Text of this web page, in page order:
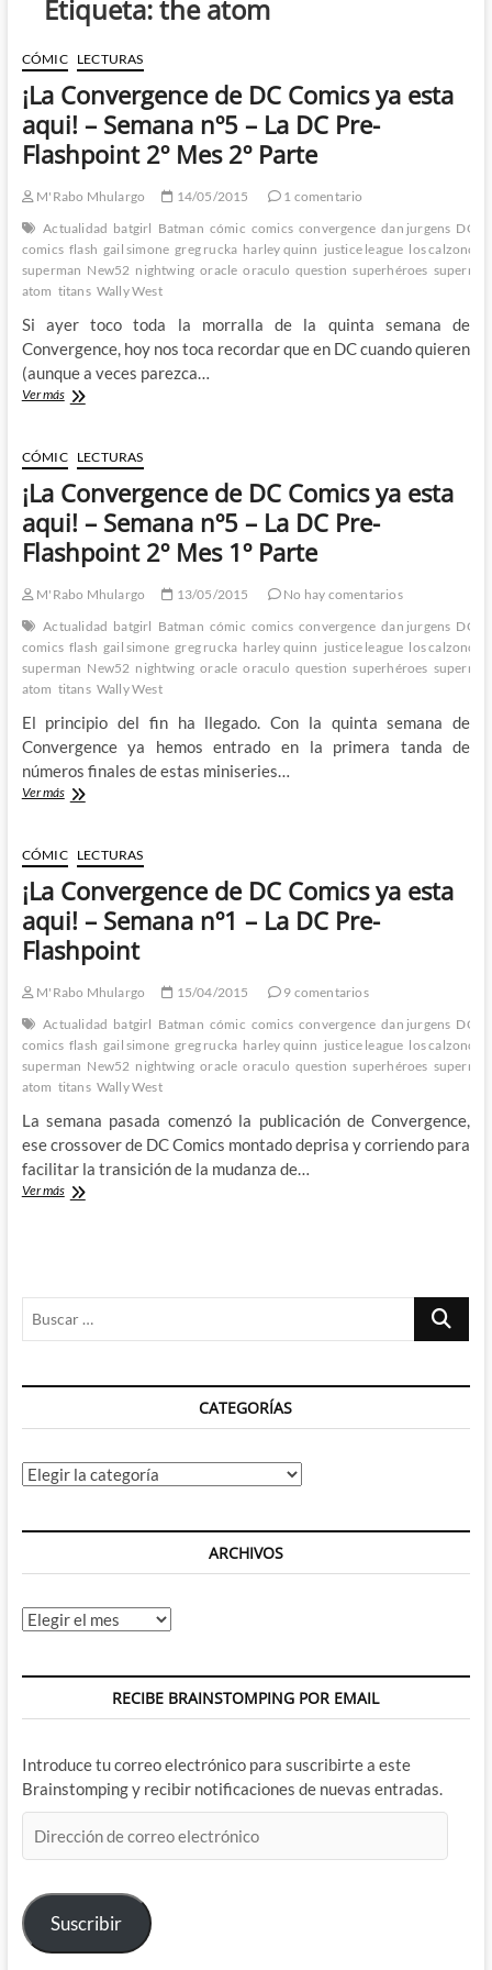
Etiqueta:the atom
CÓMIC LECTURAS
¡La Convergence de DC Comics ya esta
aqui! – Semana nº5 – La DC Pre-
Flashpoint 2º Mes 2º Parte
M'Rabo Mhulargo 14/05/2015
1 comentario
Actualidad batgirl Batman cómic comics convergence dan jurgens DC
comics flash gail simone greg rucka harley quinn justice league los
superman New52 nightwing oracle oraculo question superhéroes
atom titans Wally West
Si ayer toco toda la morralla de la quinta semana de
Convergence, hoy nos toca recordar que en DC cuando quieren
(aunque a veces parezca…
Ver más¡La
DC
Comics
ya
esta
aqui!
–
Semana
nº5
La
DC
Pre-
Flashpoint
Mes
2º
Parte
CÓMIC LECTURAS
¡La Convergence de DC Comics ya esta
aqui! – Semana nº5 – La DC Pre-
Flashpoint 2º Mes 1º Parte
M'Rabo Mhulargo 13/05/2015
No hay comentarios
Actualidad batgirl Batman cómic comics convergence dan jurgens DC
comics flash gail simone greg rucka harley quinn justice league los
superman New52 nightwing oracle oraculo question superhéroes
atom titans Wally West
El principio del fin ha llegado. Con la quinta semana de
Convergence ya hemos entrado en la primera tanda de
números finales de estas miniseries…
Ver más¡La
DC
Comics
ya
esta
aqui!
–
Semana
nº5
La
DC
Pre-
Flashpoint
Mes
1º
Parte
CÓMIC LECTURAS
¡La Convergence de DC Comics ya esta
aqui! – Semana nº1 – La DC Pre-
Flashpoint
M'Rabo Mhulargo 15/04/2015
9 comentarios
Actualidad batgirl Batman cómic comics convergence dan jurgens DC
comics flash gail simone greg rucka harley quinn justice league los
superman New52 nightwing oracle oraculo question superhéroes
atom titans Wally West
La semana pasada comenzó la publicación de Convergence,
ese crossover de DC Comics montado deprisa y corriendo para
facilitar la transición de la mudanza de…
Ver más¡La
aqui!
–
nº1
La
Pre-
Flashpoint
Buscar
CATEGORÍAS
Categorías
ARCHIVOS
Archivos
RECIBE BRAINSTOMPING POR EMAIL
Introduce tu correo electrónico para suscribirte a este
Brainstomping y recibir notificaciones de nuevas entradas.
de
electrónico
Suscribir